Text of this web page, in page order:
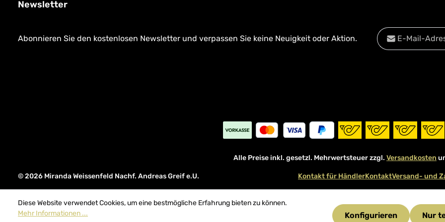
Newsletter
Abonnieren Sie den kostenlosen Newsletter und verpassen Sie keine Neuigkeit oder Aktion.
E-Mail-Adresse*
Alle Preise inkl. gesetzl. Mehrwertsteuer zzgl. Versandkosten
© 2026 Miranda Weissenfeld Nachf. Andreas Greif e.U. Kontakt für HändlerKontaktVersand- und
Diese Website verwendet Cookies, um eine bestmögliche Erfahrung bieten zu können.
Mehr Informationen ...
Nur
Konfigurieren